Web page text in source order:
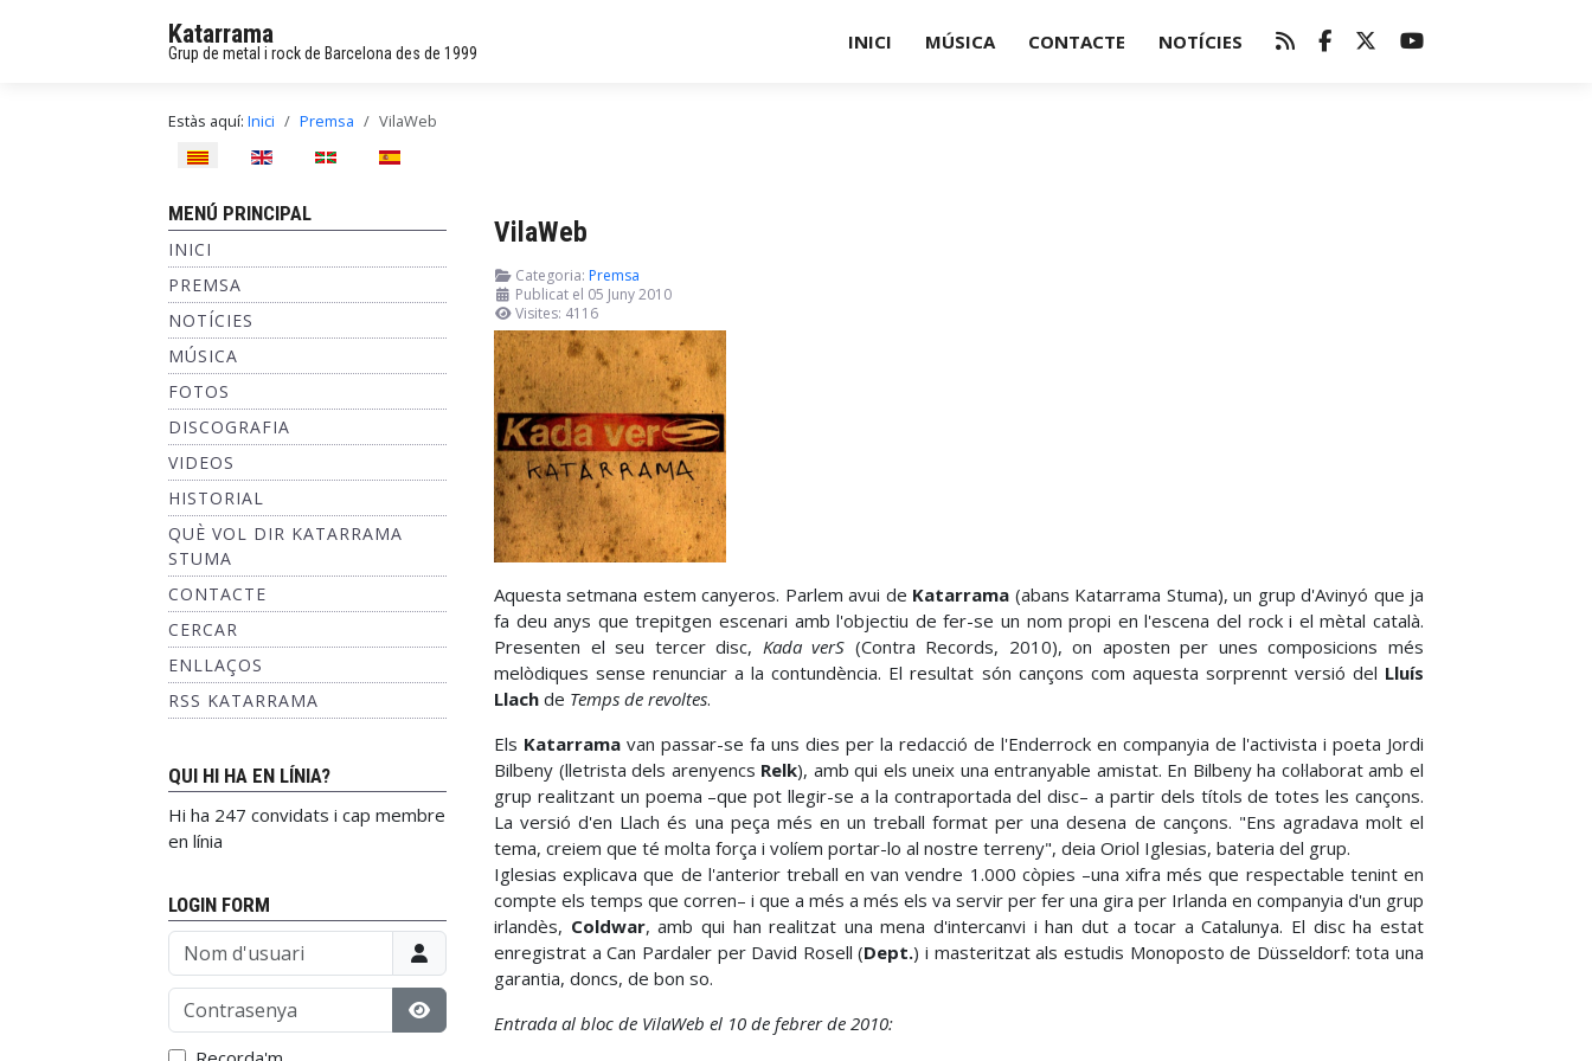
Katarrama
Grup de metal i rock de Barcelona des de 1999 INICI MÚSICA CONTACTE NOTÍCIES
Estàs aquí: Inici Premsa VilaWeb
Seleccioni el seu idioma
MENÚ PRINCIPAL
INICI
PREMSA
NOTÍCIES
MÚSICA
FOTOS
DISCOGRAFIA
VIDEOS
HISTORIAL
QUÈ VOL DIR KATARRAMA
STUMA
CONTACTE
CERCAR
ENLLAÇOS
RSS KATARRAMA
QUI HI HA EN LÍNIA?
Hi ha 247 convidats i cap membre
en línia
LOGIN FORM
Nom d'usuari
Contrasenya
Mostrar contrasenya
VilaWeb
Categoria: Premsa
Publicat el 05 Juny 2010
Visites: 4116
Aquesta setmana estem canyeros. Parlem avui de Katarrama (abans Katarrama Stuma), un grup d'Avinyó que ja
fa deu anys que trepitgen escenari amb l'objectiu de fer-se un nom propi en l'escena del rock i el mètal català.
Presenten el seu tercer disc, Kada verS (Contra Records, 2010), on aposten per unes composicions més
melòdiques sense renunciar a la contundència. El resultat són cançons com aquesta sorprennt versió del Lluís
Llach de Temps de revoltes.
Els Katarrama van passar-se fa uns dies per la redacció de l'Enderrock en companyia de l'activista i poeta Jordi
Bilbeny (lletrista dels arenyencs Relk), amb qui els uneix una entranyable amistat. En Bilbeny ha col·laborat amb el
grup realitzant un poema –que pot llegir-se a la contraportada del disc– a partir dels títols de totes les cançons.
La versió d'en Llach és una peça més en un treball format per una desena de cançons. "Ens agradava molt el
tema, creiem que té molta força i volíem portar-lo al nostre terreny", deia Oriol Iglesias, bateria del grup.
Iglesias explicava que de l'anterior treball en van vendre 1.000 còpies –una xifra més que respectable tenint en
compte els temps que corren– i que a més a més els va servir per fer una gira per Irlanda en companyia d'un grup
irlandès, Coldwar, amb qui han realitzat una mena d'intercanvi i han dut a tocar a Catalunya. El disc ha estat
enregistrat a Can Pardaler per David Rosell (Dept.) i masteritzat als estudis Monoposto de Düsseldorf: tota una
garantia, doncs, de bon so.
Entrada al bloc de VilaWeb el 10 de febrer de 2010: